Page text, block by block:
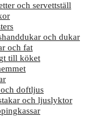
och servettställ
och dukar
och fat
till köket
doftljus
och ljuslyktor